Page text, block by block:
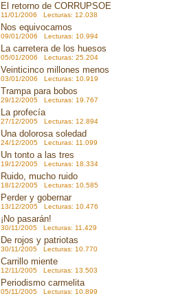
El retorno de CORRUPSOE
11/01/2006 Lecturas: 12.038
Nos equivocamos
09/01/2006 Lecturas: 10.994
La carretera de los huesos
05/01/2006 Lecturas: 25.204
Veinticinco millones menos
03/01/2006 Lecturas: 10.919
Trampa para bobos
29/12/2005 Lecturas: 19.767
La profecía
27/12/2005 Lecturas: 12.894
Una dolorosa soledad
24/12/2005 Lecturas: 11.099
Un tonto a las tres
19/12/2005 Lecturas: 18.334
Ruido, mucho ruido
18/12/2005 Lecturas: 10.585
Perder y gobernar
13/12/2005 Lecturas: 10.476
¡No pasarán!
30/11/2005 Lecturas: 11.429
De rojos y patriotas
30/11/2005 Lecturas: 10.770
Carrillo miente
12/11/2005 Lecturas: 13.503
Periodismo carmelita
05/11/2005 Lecturas: 10.899